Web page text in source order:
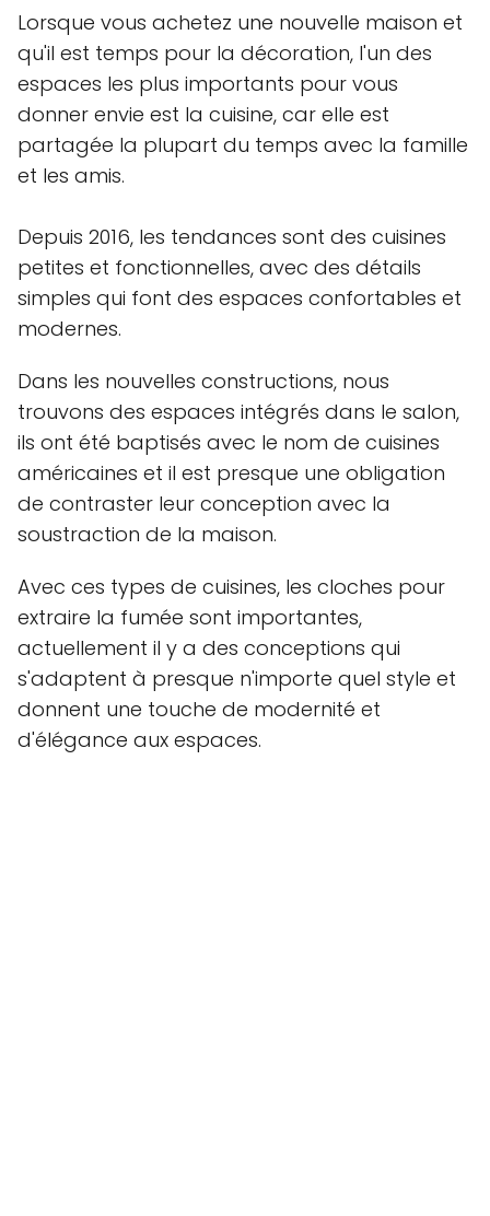
Lorsque vous achetez une nouvelle maison et
qu'il est temps pour la décoration, l'un des
espaces les plus importants pour vous
donner envie est la cuisine, car elle est
partagée la plupart du temps avec la famille
et les amis.
Depuis 2016, les tendances sont des cuisines
petites et fonctionnelles, avec des détails
simples qui font des espaces confortables et
modernes.
Dans les nouvelles constructions, nous
trouvons des espaces intégrés dans le salon,
ils ont été baptisés avec le nom de cuisines
américaines et il est presque une obligation
de contraster leur conception avec la
soustraction de la maison.
Avec ces types de cuisines, les cloches pour
extraire la fumée sont importantes,
actuellement il y a des conceptions qui
s'adaptent à presque n'importe quel style et
donnent une touche de modernité et
d'élégance aux espaces.